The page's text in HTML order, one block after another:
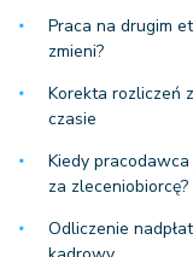
Praca na drugim
zmieni?
Korekta rozliczeń
czasie
Kiedy pracodawca
za zleceniobiorcę?
Odliczenie